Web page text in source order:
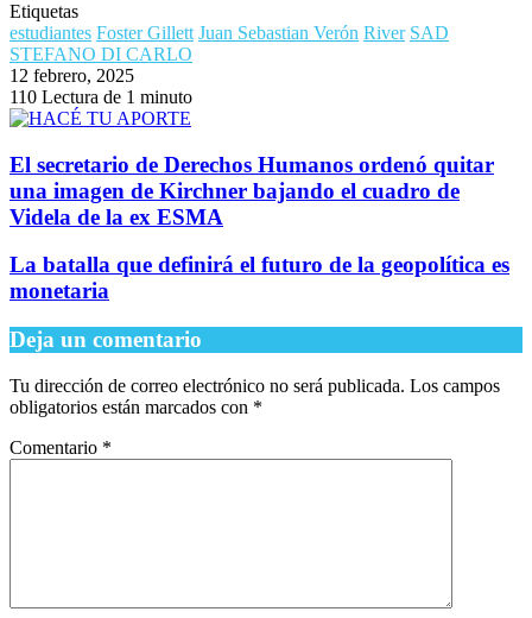
Etiquetas
estudiantes Foster Gillett Juan Sebastian Verón River SAD
STEFANO DI CARLO
12 febrero, 2025
110 Lectura de 1 minuto
El secretario de Derechos Humanos ordenó quitar
una imagen de Kirchner bajando el cuadro de
Videla de la ex ESMA
La batalla que definirá el futuro de la geopolítica es
monetaria
Deja un comentario
Tu dirección de correo electrónico no será publicada. Los campos
obligatorios están marcados con *
Comentario *